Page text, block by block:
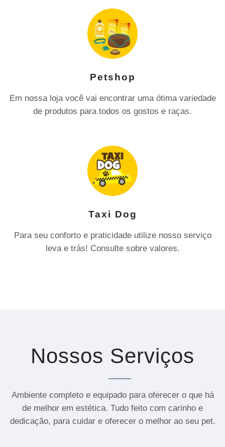
Petshop
Em nossa loja você vai encontrar uma ótima variedade
de produtos para todos os gostos e raças.
Taxi Dog
Para seu conforto e praticidade utilize nosso serviço
leva e trás! Consulte sobre valores.
Nossos Serviços
Ambiente completo e equipado para oferecer o que há
de melhor em estética. Tudo feito com carinho e
dedicação, para cuidar e oferecer o melhor ao seu pet.